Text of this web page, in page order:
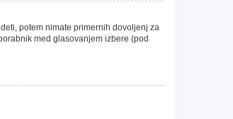
potem nimate primernih dovoljenj za
med glasovanjem izbere (pod